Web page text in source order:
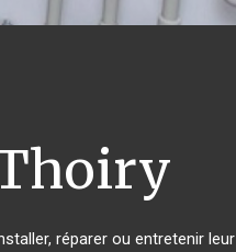
réparer ou entretenir leur